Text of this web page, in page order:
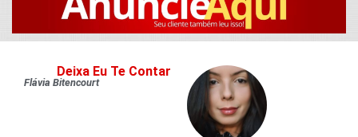
Deixa Eu Te Contar
Flávia Bitencourt